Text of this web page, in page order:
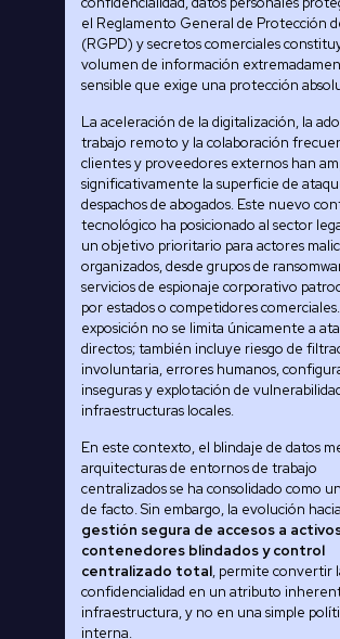
el Reglamento General de Protección
(RGPD) y secretos comerciales
volumen de información
sensible que exige una protección
La aceleración de la digitalización, la
trabajo remoto y la colaboración
clientes y proveedores externos han
significativamente la superficie de
despachos de abogados. Este nuevo
tecnológico ha posicionado al sector
un objetivo prioritario para actores
organizados, desde grupos de
servicios de espionaje corporativo
por estados o competidores
exposición no se limita únicamente a
directos; también incluye riesgo de
involuntaria, errores humanos,
inseguras y explotación de
infraestructuras locales.
En este contexto, el blindaje de datos
arquitecturas de entornos de trabajo
centralizados se ha consolidado como
de facto. Sin embargo, la evolución hacia
gestión segura de accesos a
contenedores blindados y control
centralizado total, permite convertir
confidencialidad en un atributo
infraestructura, y no en una simple
interna.